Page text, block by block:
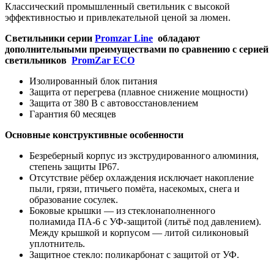
Классический промышленный светильник с высокой
эффективностью и привлекательной ценой за люмен.
Светильники серии Promzar Line обладают
дополнительными преимуществами по сравнению с серией
светильников PromZar ECO
Изолированный блок питания
Защита от перегрева (плавное снижение мощности)
Защита от 380 В с автовосстановлением
Гарантия 60 месяцев
Основные конструктивные особенности
Безреберный корпус из экструдированного алюминия,
степень защиты IP67.
Отсутствие рёбер охлаждения исключает накопление
пыли, грязи, птичьего помёта, насекомых, снега и
образование сосулек.
Боковые крышки — из стеклонаполненного
полиамида ПА-6 с УФ-защитой (литьё под давлением).
Между крышкой и корпусом — литой силиконовый
уплотнитель.
Защитное стекло: поликарбонат с защитой от УФ.